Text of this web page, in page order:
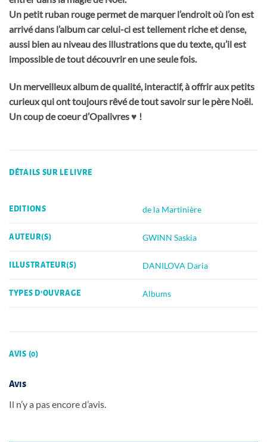
Un petit ruban rouge permet de marquer l’endroit où l’on est
arrivé dans l’album car celui-ci est tellement riche et dense,
aussi bien au niveau des illustrations que du texte, qu’il est
impossible de tout découvrir en une seule fois.
Un merveilleux album de qualité, interactif, à offrir aux petits
curieux qui ont toujours rêvé de tout savoir sur le père Noël.
Un coup de coeur d’Opalivres ♥ !
DÉTAILS SUR LE LIVRE
EDITIONS de la Martinière
AUTEUR(S) GWINN Saskia
ILLUSTRATEUR(S) DANILOVA Daria
TYPES D'OUVRAGE Albums
AVIS (0)
Avis
Il n’y a pas encore d’avis.